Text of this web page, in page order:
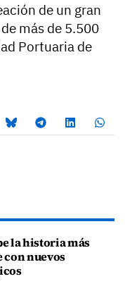
de un gran
más de 5.500
Portuaria de
la historia más
con nuevos